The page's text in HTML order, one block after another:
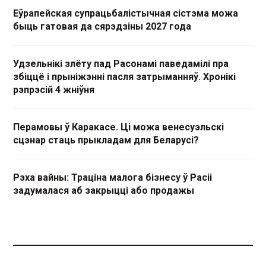
Еўрапейская супрацьбалістычная сістэма можа
быць гатовая да сярэдзіны 2027 года
Удзельнікі злёту пад Расонамі паведамілі пра
збіццё і прыніжэнні пасля затрыманняў. Хронікі
рэпрэсій 4 жніўня
Перамовы ў Каракасе. Ці можа венесуэльскі
сцэнар стаць прыкладам для Беларусі?
Рэха вайны: Траціна малога бізнесу ў Расіі
задумалася аб закрыцці або продажы